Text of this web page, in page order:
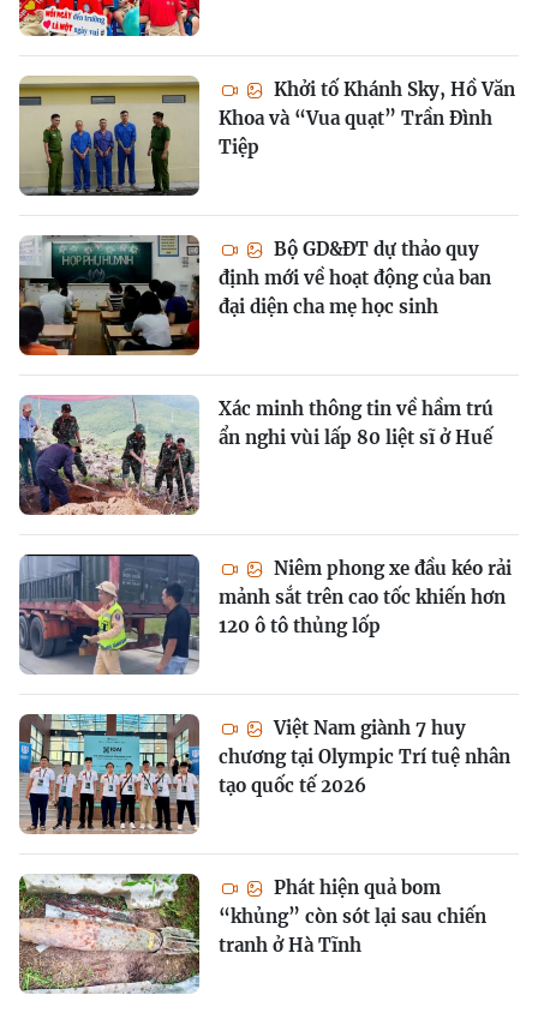
Khởi tố Khánh Sky, Hồ Văn
Khoa và “Vua quạt” Trần Đình
Tiệp
Bộ GD&ĐT dự thảo quy
định mới về hoạt động của ban
đại diện cha mẹ học sinh
Xác minh thông tin về hầm trú
ẩn nghi vùi lấp 80 liệt sĩ ở Huế
Niêm phong xe đầu kéo rải
mảnh sắt trên cao tốc khiến hơn
120 ô tô thủng lốp
Việt Nam giành 7 huy
chương tại Olympic Trí tuệ nhân
tạo quốc tế 2026
Phát hiện quả bom
“khủng” còn sót lại sau chiến
tranh ở Hà Tĩnh